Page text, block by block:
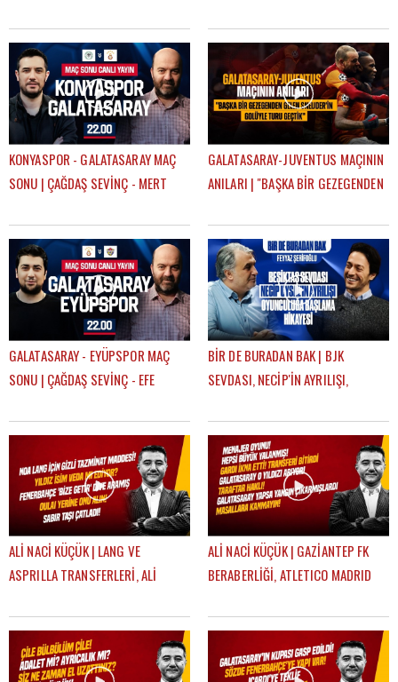
KONYASPOR - GALATASARAY MAÇ
SONU | ÇAĞDAŞ SEVİNÇ - MERT
GALATASARAY-JUVENTUS MAÇININ
ANILARI | "BAŞKA BİR GEZEGENDEN
GEÇTİK"
GALATASARAY - EYÜPSPOR MAÇ
SONU | ÇAĞDAŞ SEVİNÇ - EFE
BİR DE BURADAN BAK | BJK
SEVDASI, NECİP'İN AYRILIŞI,
FEYYAZ ŞERİFOĞLU
ALİ NACİ KÜÇÜK | LANG VE
ASPRILLA TRANSFERLERİ, ALİ
GÜNDEM GALATASARAY
ALİ NACİ KÜÇÜK | GAZİANTEP FK
BERABERLİĞİ, ATLETICO MADRID
GALATASARAY